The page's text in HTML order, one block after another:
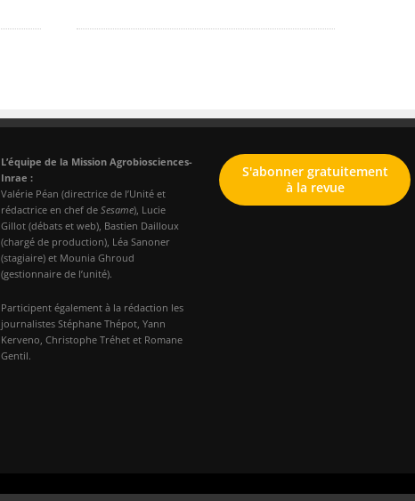
L’équipe de la Mission Agrobiosciences-
Inrae :
Valérie Péan (directrice de l’Unité et
rédactrice en chef de Sesame), Lucie
Gillot (débats et web), Bastien Dailloux
(chargé de production), Léa Sanoner
(stagiaire) et Mounia Ghroud
(gestionnaire de l’unité).
Participent également à la rédaction les
journalistes Stéphane Thépot, Yann
Kerveno, Christophe Tréhet et Romane
Gentil.
S'abonner gratuitement
à la revue